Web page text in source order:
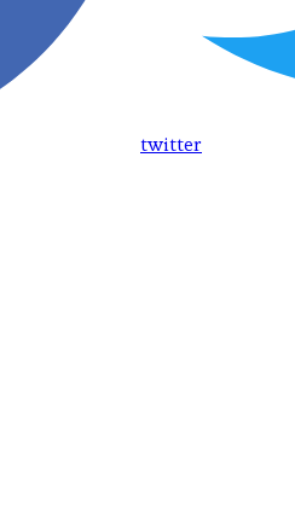
twitter